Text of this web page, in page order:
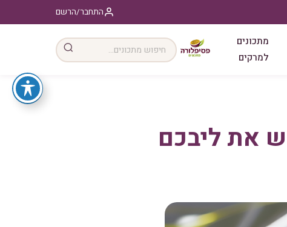
התחבר/הרשם
מתכונים
למרקים
את ליבכם